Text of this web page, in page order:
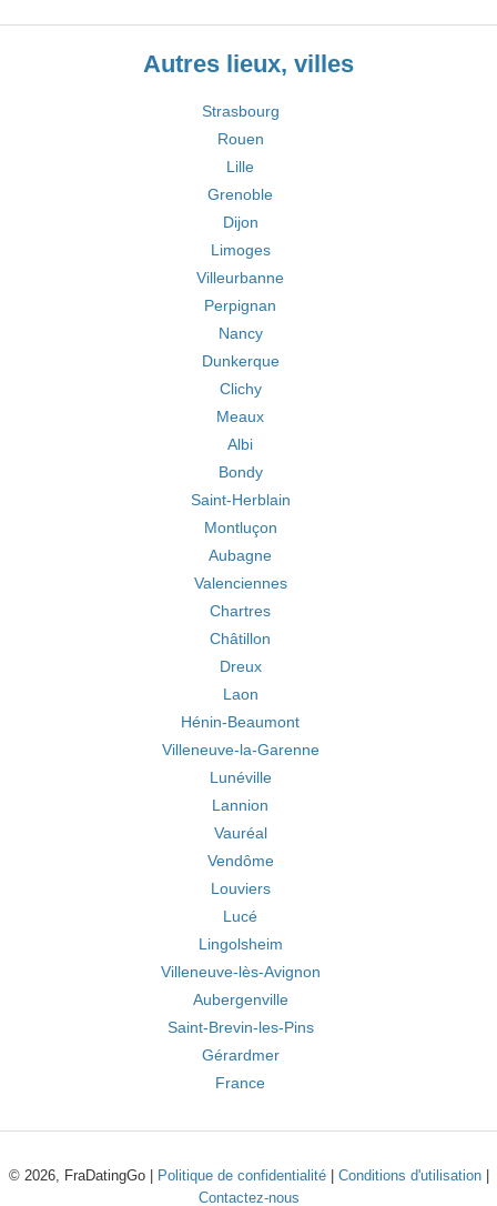
Autres lieux, villes
Strasbourg
Rouen
Lille
Grenoble
Dijon
Limoges
Villeurbanne
Perpignan
Nancy
Dunkerque
Clichy
Meaux
Albi
Bondy
Saint-Herblain
Montluçon
Aubagne
Valenciennes
Chartres
Châtillon
Dreux
Laon
Hénin-Beaumont
Villeneuve-la-Garenne
Lunéville
Lannion
Vauréal
Vendôme
Louviers
Lucé
Lingolsheim
Villeneuve-lès-Avignon
Aubergenville
Saint-Brevin-les-Pins
Gérardmer
France
© 2026, FraDatingGo | Politique de confidentialité| Conditions d'utilisation|
Contactez-nous